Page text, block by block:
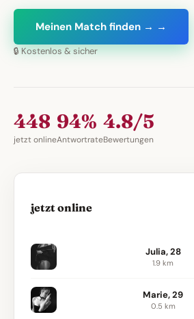
Meinen Match finden → →
🔒 Kostenlos & sicher
448
jetzt online
94%
Antwortrate
4.8/5
Bewertungen
jetzt online
Julia, 28
1.9 km
Marie, 29
0.5 km